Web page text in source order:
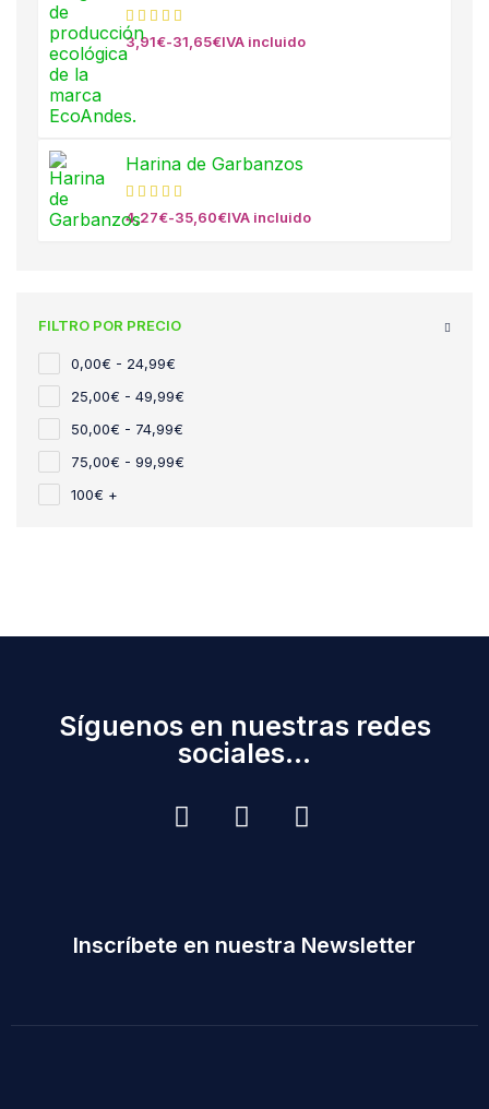
3,91€-31,65€IVA incluido
Harina de Garbanzos
4,27€-35,60€IVA incluido
FILTRO POR PRECIO
0,00€ - 24,99€
25,00€ - 49,99€
50,00€ - 74,99€
75,00€ - 99,99€
100€ +
Síguenos en nuestras redes
sociales...
Inscríbete en nuestra Newsletter